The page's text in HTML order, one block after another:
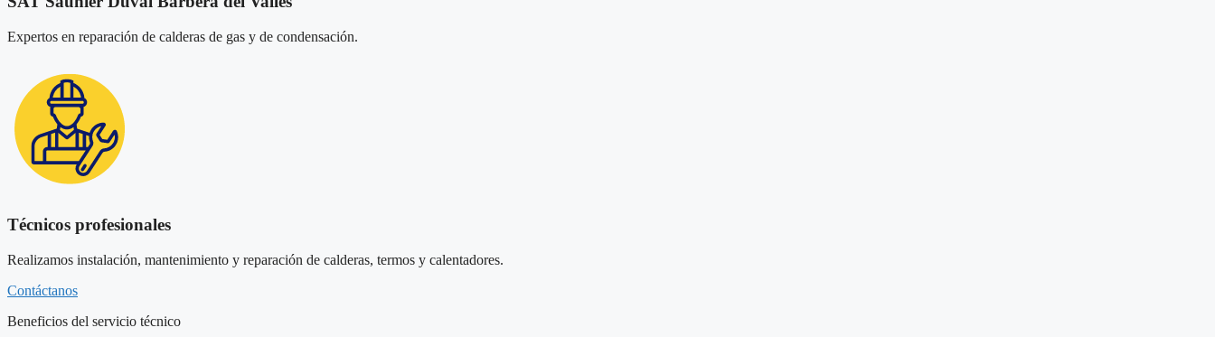
Expertos en reparación de calderas de gas y de condensación.
Técnicos profesionales
Realizamos instalación, mantenimiento y reparación de calderas, termos y calentadores.
Contáctanos
Beneficios del servicio técnico